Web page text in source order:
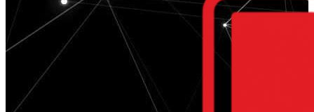
навигации
содержимому